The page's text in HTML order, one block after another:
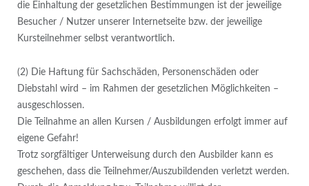
die Einhaltung der gesetzlichen Bestimmungen ist der jeweilige
Besucher / Nutzer unserer Internetseite bzw. der jeweilige
Kursteilnehmer selbst verantwortlich.
(2) Die Haftung für Sachschäden, Personenschäden oder
Diebstahl wird – im Rahmen der gesetzlichen Möglichkeiten –
ausgeschlossen.
Die Teilnahme an allen Kursen / Ausbildungen erfolgt immer auf
eigene Gefahr!
Trotz sorgfältiger Unterweisung durch den Ausbilder kann es
geschehen, dass die Teilnehmer/Auszubildenden verletzt werden.